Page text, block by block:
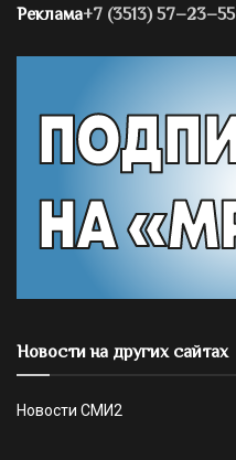
Реклама+7 (3513) 57–23–55
Новости на других сайтах
Новости СМИ2